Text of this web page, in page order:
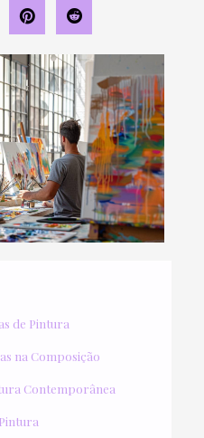
de Pintura
na Composição
Contemporânea